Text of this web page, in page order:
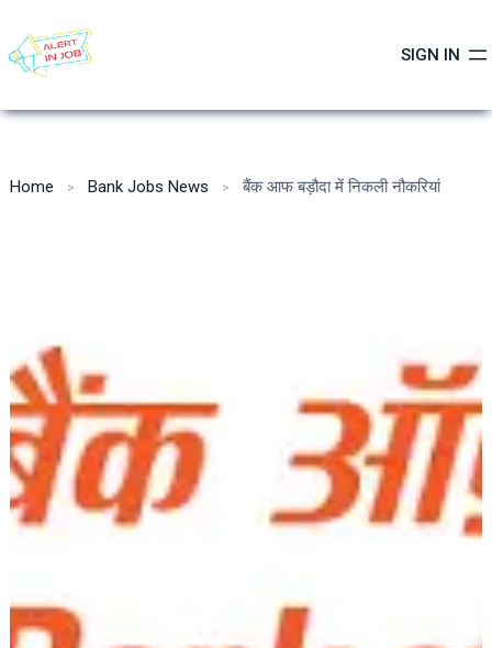
content
SIGN IN
Home Bank Jobs News बैंक आफ बड़ौदा में निकली नौकरियां